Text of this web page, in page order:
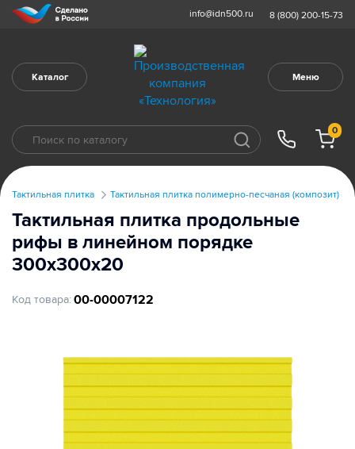
info@idn500.ru 8 (800) 200-15-73
Каталог Меню
0
Тактильная плитка Тактильная плитка полимерно-песчаная (композит)
Тактильная плитка продольные
рифы в линейном порядке
300х300х20
Код товара: 00-00007122